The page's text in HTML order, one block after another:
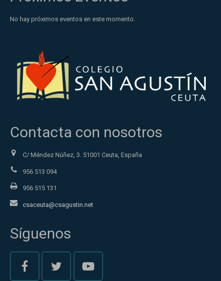
No hay próximos eventos en este momento.
Contacta con nosotros
C/ Méndez Núñez, 3. 51001 Ceuta, España
956 513 094
956 515 131
csaceuta@csagustin.net
Síguenos